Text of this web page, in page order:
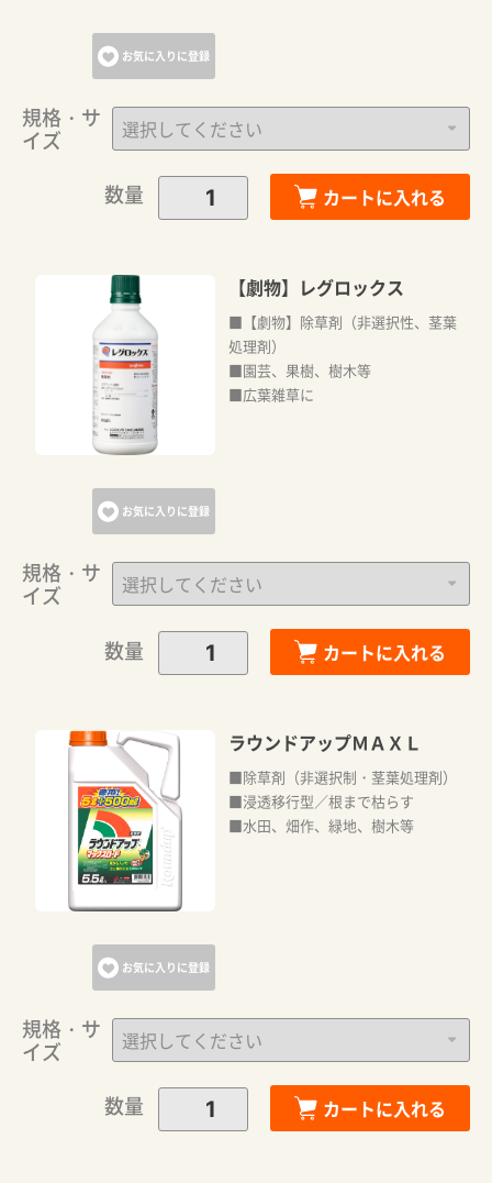
お気に入りに登録
規格・サ
イズ
数量
カートに入れる
お気に入りに登録
【劇物】レグロックス
■【劇物】除草剤（非選択性、茎葉
処理剤）
■園芸、果樹、樹木等
■広葉雑草に
規格・サ
イズ
数量
カートに入れる
お気に入りに登録
ラウンドアップＭＡＸＬ
■除草剤（非選択制・茎葉処理剤）
■浸透移行型／根まで枯らす
■水田、畑作、緑地、樹木等
規格・サ
イズ
数量
カートに入れる